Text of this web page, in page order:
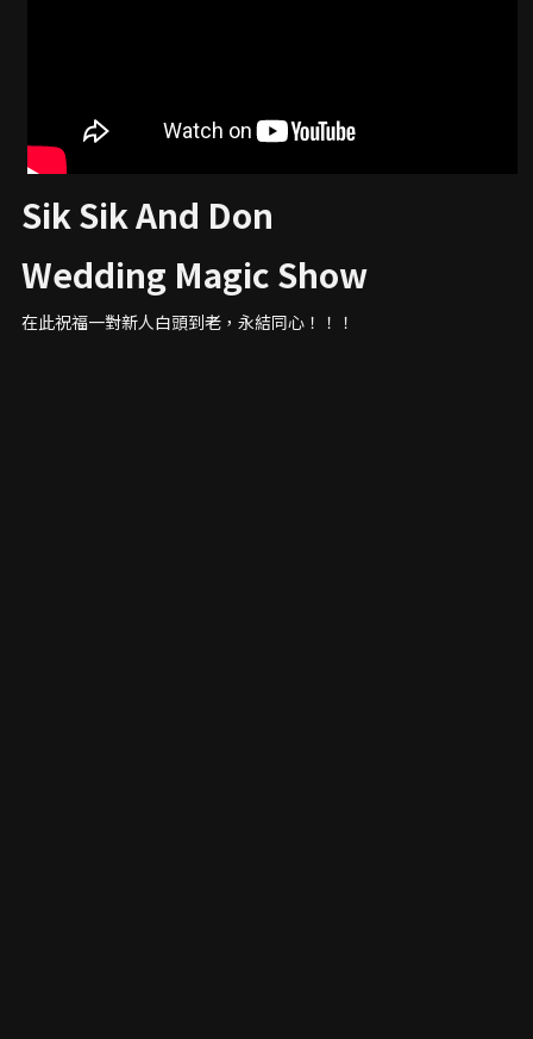
Sik Sik And Don
Wedding Magic Show
在此祝福一對新人白頭到老，永結同心！！！